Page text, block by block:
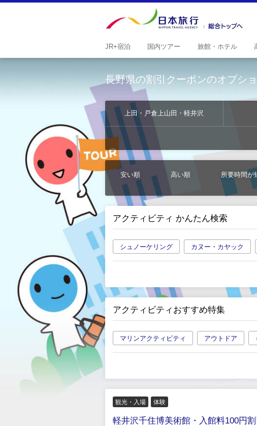
JR+宿泊 国内ツアー 旅館・ ホテル
長野県の割引クーポンのオプシ
上田・戸倉上山田・軽井沢
安い順 高い順 所要時間が
アクティビティ かんたん検索
シュノーケリング カヌー・カヤック
アクティビティおすすめ特集
マリンアクティビティ アウトドア
観光・入場 体験
軽井沢千住博美術館・入館料100円割